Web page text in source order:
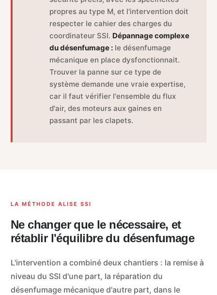
propres au type M, et l'intervention doit
respecter le cahier des charges du
coordinateur SSI. Dépannage complexe
du désenfumage : le désenfumage
mécanique en place dysfonctionnait.
Trouver la panne sur ce type de
système demande une vraie expertise,
car il faut vérifier l'ensemble du flux
d'air, des moteurs aux gaines en
passant par les clapets.
LA MÉTHODE ALISE SSI
Ne changer que le nécessaire, et
rétablir l'équilibre du désenfumage
L'intervention a combiné deux chantiers : la remise à
niveau du SSI d'une part, la réparation du
désenfumage mécanique d'autre part, dans le